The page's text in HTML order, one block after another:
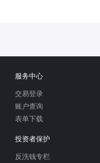
服务中心
交易登录
账户查询
表单下载
投资者保护
反洗钱专栏